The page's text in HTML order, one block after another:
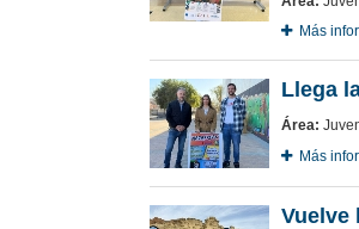
Más
Llega
Área:
Más
Vuelve